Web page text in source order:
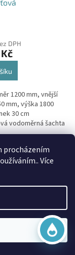
procházením
Více
DPH
1200 mm, vnější
mm, výška 1800
30 cm
vodoměrná šachta
spodní